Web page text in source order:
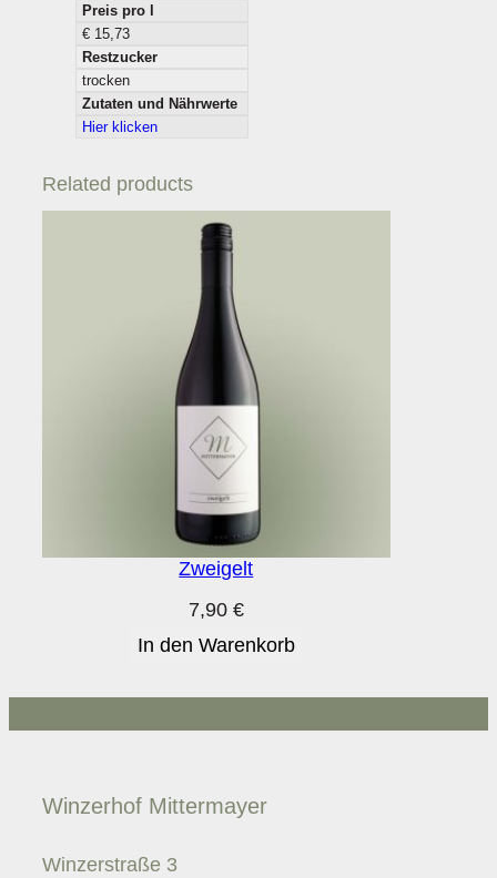
Preis pro l
€ 15,73
Restzucker
trocken
Zutaten und Nährwerte
Hier klicken
Related products
Zweigelt
7,90 €
In den Warenkorb
Winzerhof Mittermayer
Winzerstraße 3